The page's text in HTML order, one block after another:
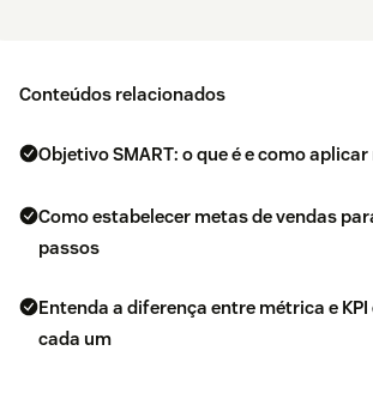
Conteúdos relacionados
Objetivo SMART: o que é e como
Como estabelecer metas de vendas
passos
Entenda a diferença entre métrica e
cada um